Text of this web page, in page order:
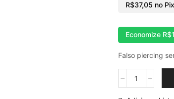
R$37,05 no Pix
Economize R$
Falso piercing